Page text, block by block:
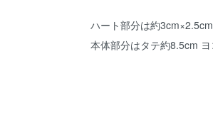
ハート部分は約3cm×2.5cm
本体部分はタテ約8.5cm ヨ